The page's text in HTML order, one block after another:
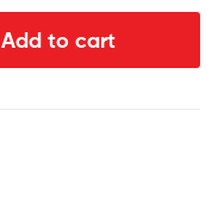
Add to cart